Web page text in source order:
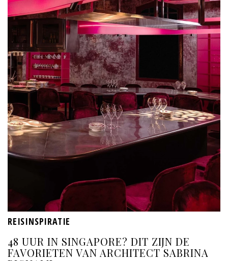
REISINSPIRATIE
48 UUR IN SINGAPORE? DIT ZIJN DE
FAVORIETEN VAN ARCHITECT SABRINA